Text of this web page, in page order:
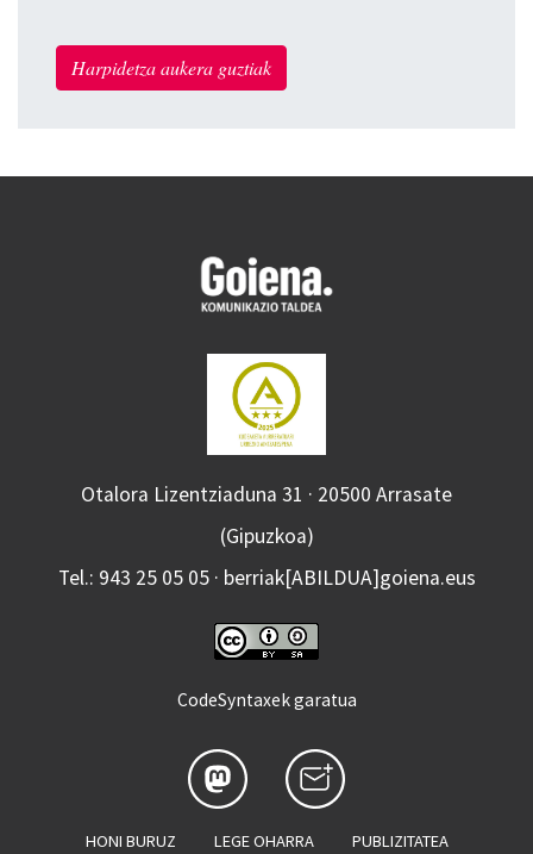
Harpidetza aukera guztiak
Otalora Lizentziaduna 31 · 20500 Arrasate
(Gipuzkoa)
Tel.: 943 25 05 05 · berriak[ABILDUA]goiena.eus
CodeSyntaxek garatua
HONI BURUZ LEGE OHARRA PUBLIZITATEA